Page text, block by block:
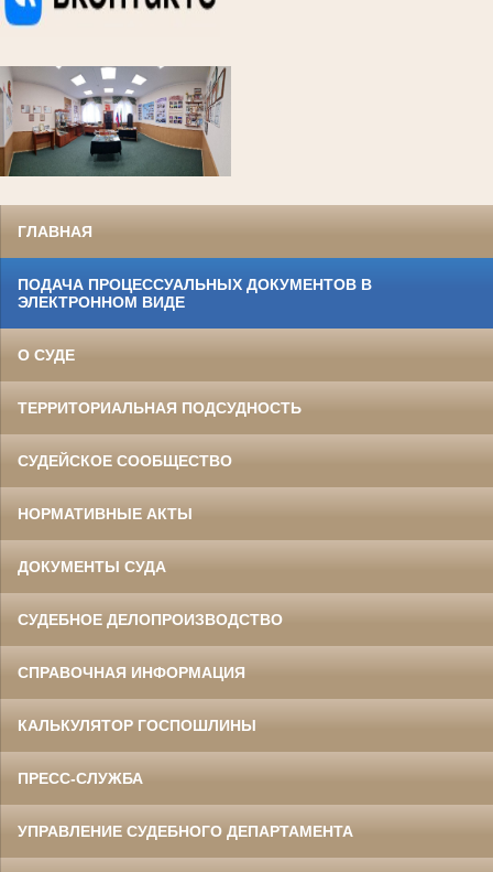
ГЛАВНАЯ
ПОДАЧА ПРОЦЕССУАЛЬНЫХ ДОКУМЕНТОВ В
ЭЛЕКТРОННОМ ВИДЕ
О СУДЕ
ТЕРРИТОРИАЛЬНАЯ ПОДСУДНОСТЬ
СУДЕЙСКОЕ СООБЩЕСТВО
НОРМАТИВНЫЕ АКТЫ
ДОКУМЕНТЫ СУДА
СУДЕБНОЕ ДЕЛОПРОИЗВОДСТВО
СПРАВОЧНАЯ ИНФОРМАЦИЯ
КАЛЬКУЛЯТОР ГОСПОШЛИНЫ
ПРЕСС-СЛУЖБА
УПРАВЛЕНИЕ СУДЕБНОГО ДЕПАРТАМЕНТА